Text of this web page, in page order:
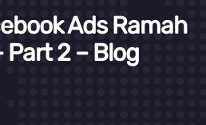
Ads Ramah
Part 2 – Blog